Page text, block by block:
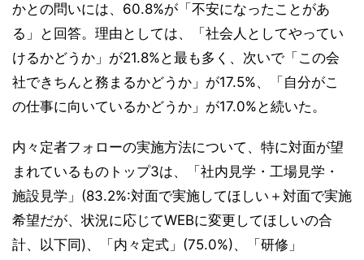
かとの問いには、60.8%が「不安になったことがあ
る」と回答。理由としては、「社会人としてやってい
けるかどうか」が21.8%と最も多く、次いで「この会
社できちんと務まるかどうか」が17.5%、「自分がこ
の仕事に向いているかどうか」が17.0%と続いた。
内々定者フォローの実施方法について、特に対面が望
まれているものトップ3は、「社内見学・工場見学・
施設見学」(83.2%:対面で実施してほしい＋対面で実施
希望だが、状況に応じてWEBに変更してほしいの合
計、以下同)、「内々定式」(75.0%)、「研修」